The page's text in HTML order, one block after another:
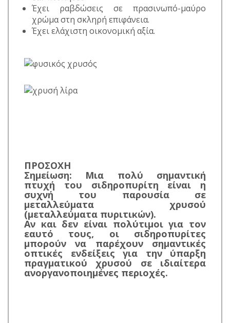
Έχει ραβδώσεις σε πρασινωπό-μαύρο
χρώμα στη σκληρή επιφάνεια.
Έχει ελάχιστη οικονομική αξία.
ΠΡΟΣΟΧΗ
Σημείωση: Μια πολύ σημαντική
πτυχή του σιδηροπυρίτη είναι η
συχνή του παρουσία σε
μεταλλεύματα χρυσού
(μεταλλεύματα πυριτικών).
Αν και δεν είναι πολύτιμοι για τον
εαυτό τους, οι σιδηροπυρίτες
μπορούν να παρέχουν σημαντικές
οπτικές ενδείξεις για την ύπαρξη
πραγματικού χρυσού σε ιδιαίτερα
ανοργανοποιημένες περιοχές.